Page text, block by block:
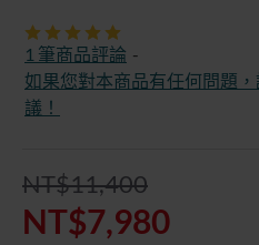
1 筆商品評論 -
如果您對本商品有任何問題
議！
NT$7,980
NT$11,400